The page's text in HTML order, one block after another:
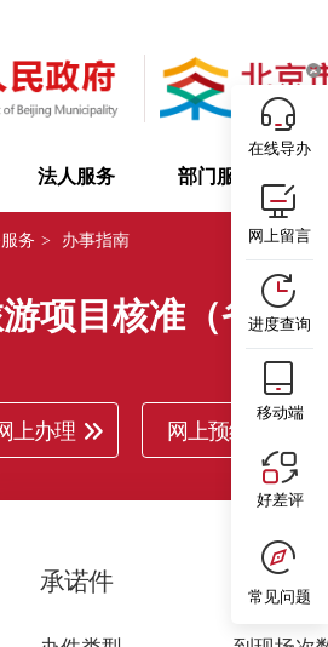
法人服务 部门服务
务 > 办事指南
项目核准（省级
上办理 网上预约
承诺件 0
在线导办
网上留言
进度查询
移动端
好差评
常见问题